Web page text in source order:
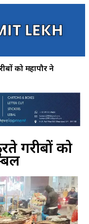
LEKH
को महापौर ने
गरीबों को